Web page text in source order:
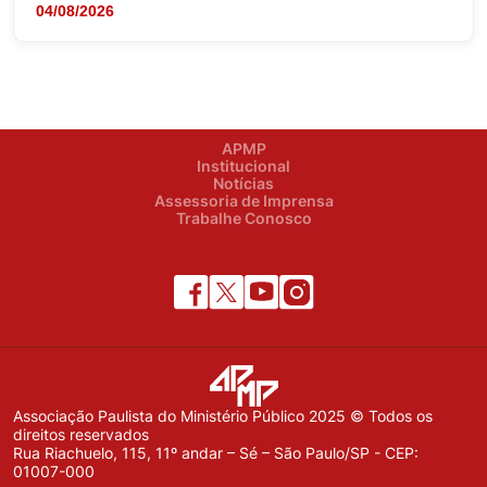
04/08/2026
APMP
Institucional
Notícias
Assessoria de Imprensa
Trabalhe Conosco
Associação Paulista do Ministério Público 2025 © Todos os
direitos reservados
Rua Riachuelo, 115, 11º andar – Sé – São Paulo/SP - CEP:
01007-000